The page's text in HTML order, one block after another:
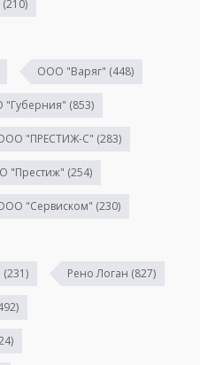
(210)
ООО "Варяг" (448)
(853)
"ПРЕСТИЖ-С" (283)
"Престиж" (254)
"Сервиском" (230)
(231) Рено Логан (827)